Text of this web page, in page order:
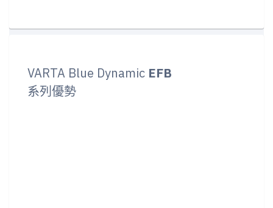
VARTA Blue Dynamic EFB
系列優勢